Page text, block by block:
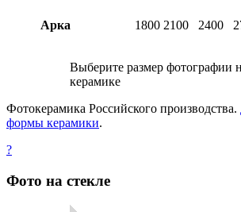
Арка 1800 2100 2400
Выберите размер фотографии
керамике
Фотокерамика Российского производства.
формы керамики.
?
Фото на стекле